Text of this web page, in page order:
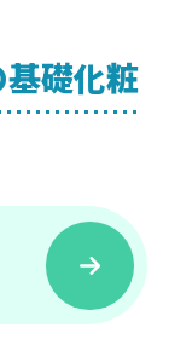
礎化粧